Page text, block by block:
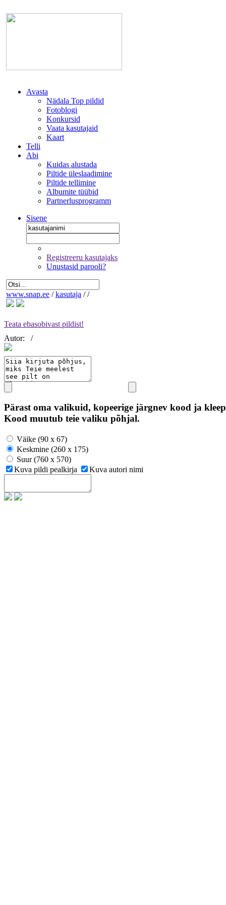
Avasta
Nädala Top pildid
Fotoblogi
Konkursid
Vaata kasutajaid
Kaart
Telli
Abi
Kuidas alustada
Piltide üleslaadimine
Piltide tellimine
Albumite tüübid
Partnerlusprogramm
Sisene
Registreeru kasutajaks
Unustasid parooli?
www.snap.ee / kasutaja / /
Teata ebasobivast pildist!
Autor:
/
Pärast oma valikuid, kopeerige järgnev kood ja
Kood muutub teie valiku põhjal.
Väike (90 x 67)
Keskmine (260 x 175)
Suur (760 x 570)
Kuva pildi pealkirja
Kuva autori nimi